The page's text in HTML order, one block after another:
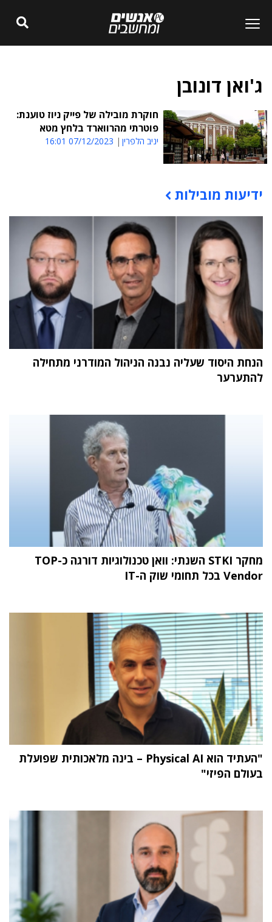
ג'ואן דונובן
חוקרת מובילה של פייק ניוז טוענת:
פוטרתי מהרווארד בלחץ מטא
יניב הלפרין 07/12/2023 16:01
תוכן פרסומי
ידיעות מובילות
הנחת היסוד שעליה נבנה הניהול המודרני מתחילה
להתערער
מחקר STKI השנתי: וואן טכנולוגיות דורגה כ-TOP
Vendor בכל תחומי שוק ה-IT
"העתיד הוא Physical AI – בינה מלאכותית שפועלת
בעולם הפיזי"